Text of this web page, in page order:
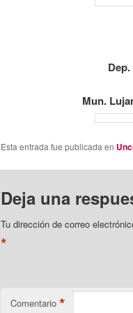
Mun.
Esta entrada fue publicada en
Deja una
Tu dirección de correo
*
Comentario *